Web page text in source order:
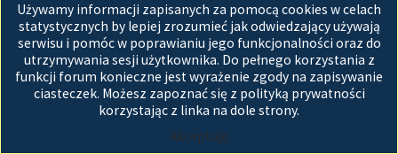
Używamy informacji zapisanych za pomocą cookies w celach
statystycznych by lepiej zrozumieć jak odwiedzający używają
serwisu i pomóc w poprawianiu jego funkcjonalności oraz do
utrzymywania sesji użytkownika. Do pełnego korzystania z
funkcji forum konieczne jest wyrażenie zgody na zapisywanie
ciasteczek. Możesz zapoznać się z polityką prywatności
korzystając z linka na dole strony.
Akceptuję